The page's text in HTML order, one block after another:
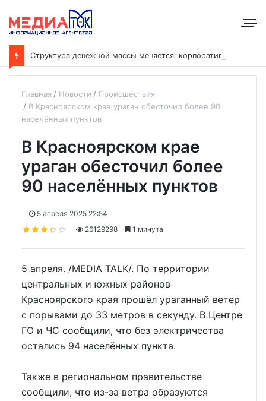
Главная Новости
Происшествия
В Красноярском крае ураган обесточил более 90
населённых пунктов
В Красноярском крае
ураган обесточил более
90 населённых пунктов
5 апреля 2025 22:54
26129298
1 минута
5 апреля. /MEDIA TALK/. По территории
центральных и южных районов
Красноярского края прошёл ураганный ветер
с порывами до 33 метров в секунду. В Центре
ГО и ЧС сообщили, что без электричества
остались 94 населённых пункта.
Также в региональном правительстве
сообщили, что из-за ветра образуются